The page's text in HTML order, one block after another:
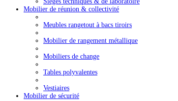
Mobilier de réunion & collectivité
Meubles rangetout à bacs tiroirs
Mobilier de rangement métallique
Mobiliers de change
Tables polyvalentes
Vestiaires
Mobilier de sécurité